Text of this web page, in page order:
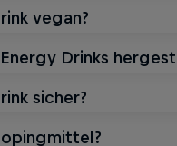
vegan?
Drinks
sicher?